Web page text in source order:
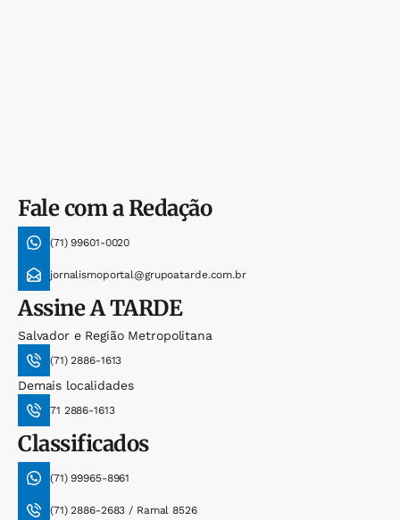
Fale com a Redação
(71) 99601-0020
jornalismoportal@grupoatarde.com.br
AssineA TARDE
Salvador e Região Metropolitana
(71) 2886-1613
Demais localidades
71 2886-1613
Classificados
(71) 99965-8961
(71) 2886-2683 / Ramal 8526